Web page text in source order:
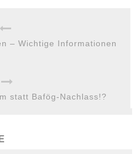
– Wichtige Informationen
statt Bafög-Nachlass!?